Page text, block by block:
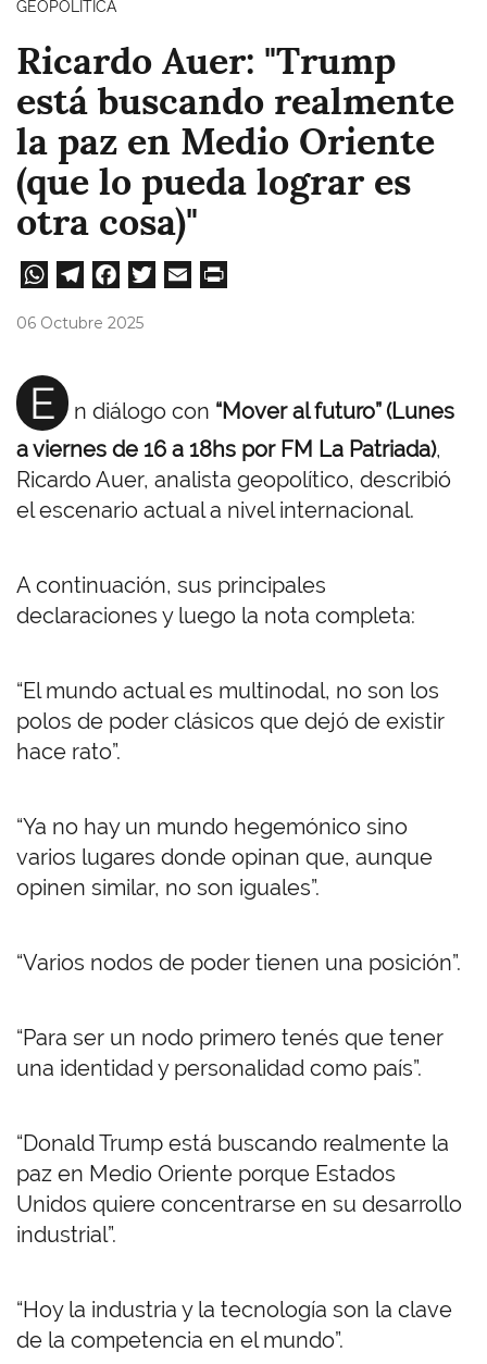
GEOPOLÍTICA
Ricardo Auer: "Trump
está buscando realmente
la paz en Medio Oriente
(que lo pueda lograr es
otra cosa)"
W
A
pp
Te
m
Fa
06 Octubre 2025
E n diálogo con “Mover al futuro” (Lunes
a viernes de 16 a 18hs por FM La Patriada),
Ricardo Auer, analista geopolítico, describió
el escenario actual a nivel internacional.
A continuación, sus principales
declaraciones y luego la nota completa:
“El mundo actual es multinodal, no son los
polos de poder clásicos que dejó de existir
hace rato”.
“Ya no hay un mundo hegemónico sino
varios lugares donde opinan que, aunque
opinen similar, no son iguales”.
“Varios nodos de poder tienen una posición”.
“Para ser un nodo primero tenés que tener
una identidad y personalidad como país”.
“Donald Trump está buscando realmente la
paz en Medio Oriente porque Estados
Unidos quiere concentrarse en su desarrollo
industrial”.
“Hoy la industria y la tecnología son la clave
de la competencia en el mundo”.